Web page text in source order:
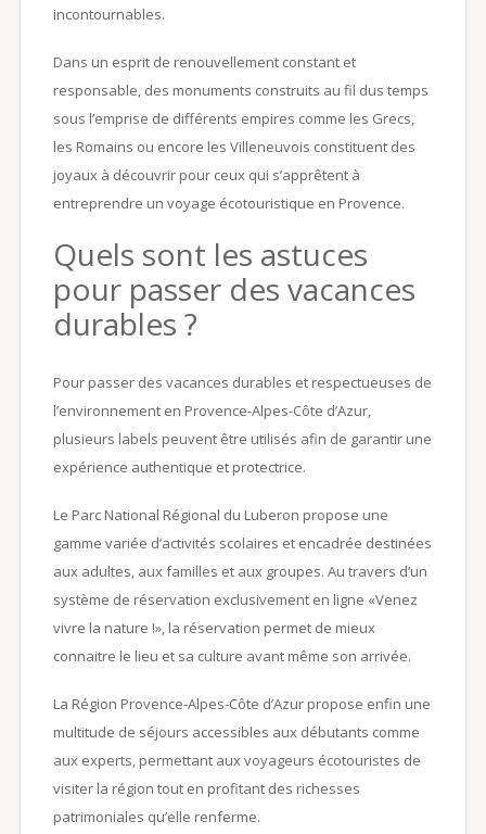
incontournables.
Dans un esprit de renouvellement constant et
responsable, des monuments construits au fil dus temps
sous l’emprise de différents empires comme les Grecs,
les Romains ou encore les Villeneuvois constituent des
joyaux à découvrir pour ceux qui s’apprêtent à
entreprendre un voyage écotouristique en Provence.
Quels sont les astuces
pour passer des vacances
durables ?
Pour passer des vacances durables et respectueuses de
l’environnement en Provence-Alpes-Côte d’Azur,
plusieurs labels peuvent être utilisés afin de garantir une
expérience authentique et protectrice.
Le Parc National Régional du Luberon propose une
gamme variée d’activités scolaires et encadrée destinées
aux adultes, aux familles et aux groupes. Au travers d’un
système de réservation exclusivement en ligne «Venez
vivre la nature !», la réservation permet de mieux
connaitre le lieu et sa culture avant même son arrivée.
La Région Provence-Alpes-Côte d’Azur propose enfin une
multitude de séjours accessibles aux débutants comme
aux experts, permettant aux voyageurs écotouristes de
visiter la région tout en profitant des richesses
patrimoniales qu’elle renferme.